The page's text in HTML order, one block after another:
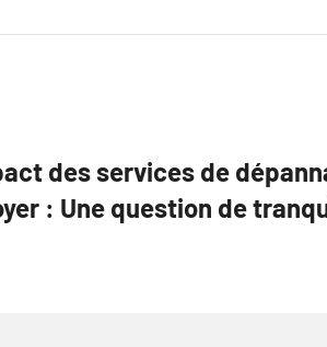
des services de
: Une question de